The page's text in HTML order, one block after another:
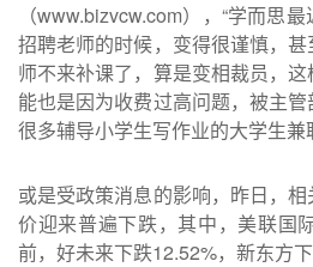
（www.bizvcw.com），“学而思
招聘老师的时候，变得很谨慎，
师不来补课了，算是变相裁员，
能也是因为收费过高问题，被主
很多辅导小学生写作业的大学生兼
或是受政策消息的影响，昨日，
价迎来普遍下跌，其中，美联国
前，好未来下跌12.52%，新东方下